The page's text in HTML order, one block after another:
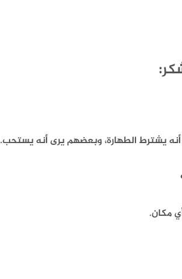
يشترط الطهارة، وبعضهم يرى أنه يستحب.
مكان.